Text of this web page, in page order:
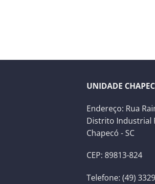
UNIDADE
Endereço: Rua
Distrito Industrial
Chapecó - SC
CEP: 89813-824
Telefone: (49)